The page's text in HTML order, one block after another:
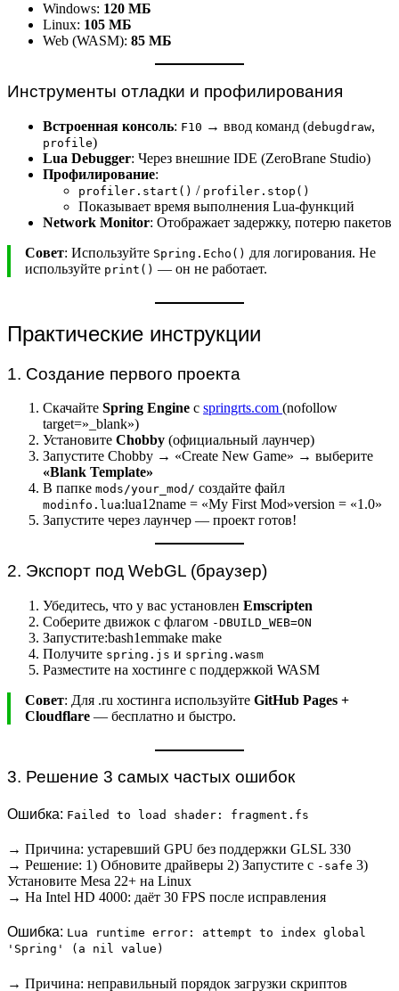
Windows: 120 МБ
Linux: 105 МБ
Web (WASM): 85 МБ
Инструменты отладки и профилирования
Встроенная консоль: F10 → ввод команд (debugdraw,
profile)
Lua Debugger: Через внешние IDE (ZeroBrane Studio)
Профилирование:
profiler.start() / profiler.stop()
Показывает время выполнения Lua-функций
Network Monitor: Отображает задержку, потерю пакетов
Совет: Используйте Spring.Echo() для логирования. Не
используйте print() — он не работает.
Практические инструкции
1. Создание первого проекта
Скачайте Spring Engine с springrts.com (nofollow
target=»_blank»)
Установите Chobby (официальный лаунчер)
Запустите Chobby → «Create New Game» → выберите
«Blank Template»
В папке mods/your_mod/ создайте файл
modinfo.lua:lua12name = «My First Mod»version = «1.0»
Запустите через лаунчер — проект готов!
2. Экспорт под WebGL (браузер)
Убедитесь, что у вас установлен Emscripten
Соберите движок с флагом -DBUILD_WEB=ON
Запустите:bash1emmake make
Получите spring.js и spring.wasm
Разместите на хостинге с поддержкой WASM
Совет: Для .ru хостинга используйте GitHub Pages +
Cloudflare — бесплатно и быстро.
3. Решение 3 самых частых ошибок
Ошибка: Failed to load shader: fragment.fs
→ Причина: устаревший GPU без поддержки GLSL 330
→ Решение: 1) Обновите драйверы 2) Запустите с -safe 3)
Установите Mesa 22+ на Linux
→ На Intel HD 4000: даёт 30 FPS после исправления
Ошибка: Lua runtime error: attempt to index global
'Spring' (a nil value)
→ Причина: неправильный порядок загрузки скриптов